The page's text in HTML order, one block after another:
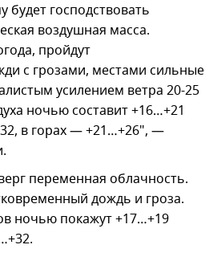
господствовать
воздушная масса.
пройдут
с грозами, местами сильные
усилением ветра 20-25
ночью составит +16…+21
в горах — +21…+26", —
переменная облачность.
дождь и гроза.
ночью покажут +17…+19